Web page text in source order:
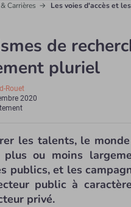
Carrières Les voies d'accès et
de
pluriel
Rouet
2020
les talents, le
ou moins
publics, et les
public à
privé.